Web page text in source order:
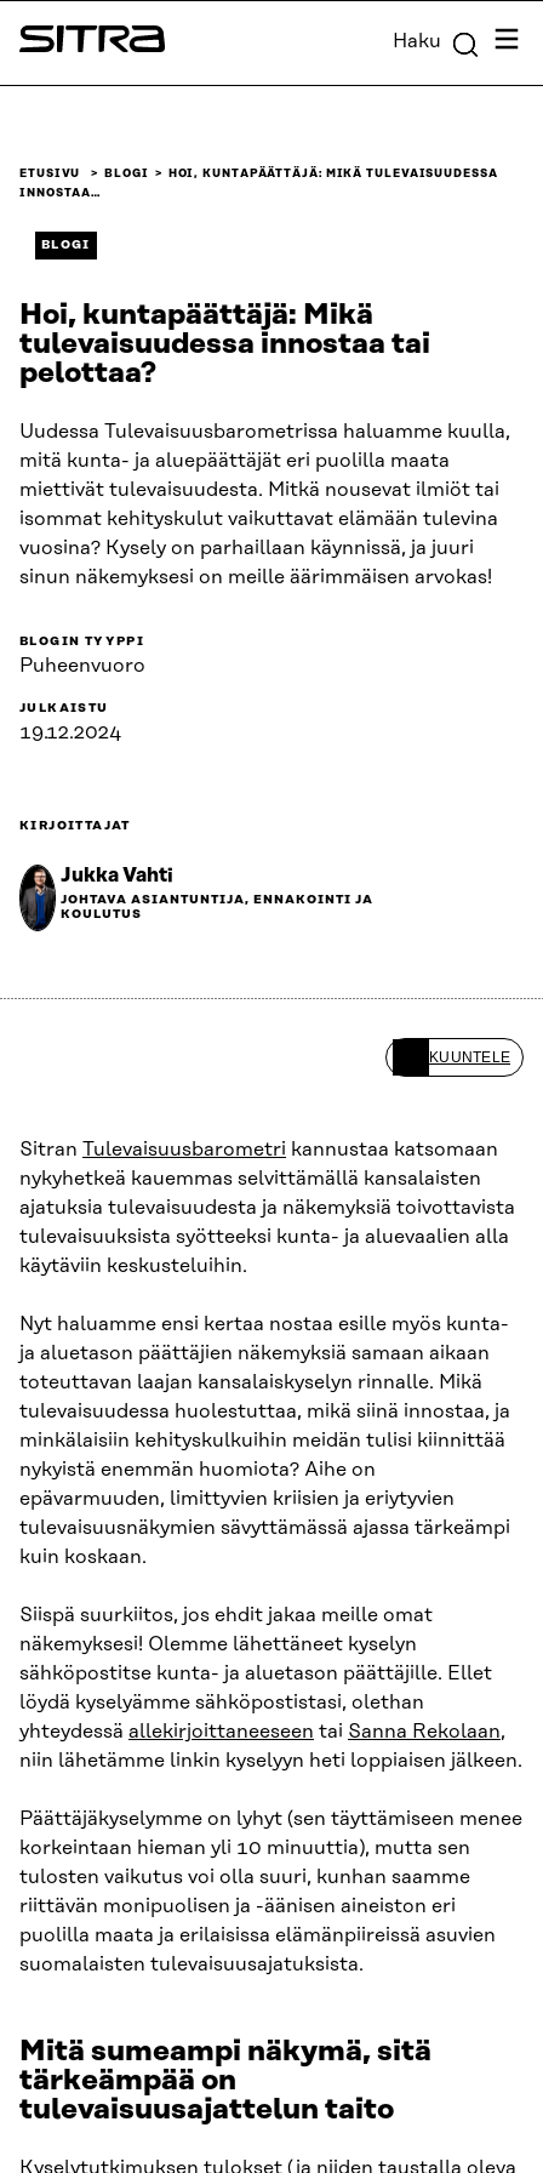
Siirry
suoraan
Sitra Haku
ETUSIVU BLOGI
HOI, KUNTAPÄÄTTÄJÄ: MIKÄ TULEVAISUUDESSA
INNOSTAA…
BLOGI
Hoi, kuntapäättäjä: Mikä
tulevaisuudessa innostaa tai
pelottaa?
Uudessa Tulevaisuusbarometrissa haluamme kuulla,
mitä kunta- ja aluepäättäjät eri puolilla maata
miettivät tulevaisuudesta. Mitkä nousevat ilmiöt tai
isommat kehityskulut vaikuttavat elämään tulevina
vuosina? Kysely on parhaillaan käynnissä, ja juuri
sinun näkemyksesi on meille äärimmäisen arvokas!
BLOGIN TYYPPI
Puheenvuoro
JULKAISTU
19.12.2024
KIRJOITTAJAT
Jukka Vahti
JOHTAVA ASIANTUNTIJA, ENNAKOINTI JA
KOULUTUS
KUUNTELE
Sitran Tulevaisuusbarometri kannustaa katsomaan
nykyhetkeä kauemmas selvittämällä kansalaisten
ajatuksia tulevaisuudesta ja näkemyksiä toivottavista
tulevaisuuksista syötteeksi kunta- ja aluevaalien alla
käytäviin keskusteluihin.
Nyt haluamme ensi kertaa nostaa esille myös kunta-
ja aluetason päättäjien näkemyksiä samaan aikaan
toteuttavan laajan kansalaiskyselyn rinnalle. Mikä
tulevaisuudessa huolestuttaa, mikä siinä innostaa, ja
minkälaisiin kehityskulkuihin meidän tulisi kiinnittää
nykyistä enemmän huomiota? Aihe on
epävarmuuden, limittyvien kriisien ja eriytyvien
tulevaisuusnäkymien sävyttämässä ajassa tärkeämpi
kuin koskaan.
Siispä suurkiitos, jos ehdit jakaa meille omat
näkemyksesi! Olemme lähettäneet kyselyn
sähköpostitse kunta- ja aluetason päättäjille. Ellet
löydä kyselyämme sähköpostistasi, olethan
yhteydessä allekirjoittaneeseen tai Sanna Rekolaan,
niin lähetämme linkin kyselyyn heti loppiaisen jälkeen.
Päättäjäkyselymme on lyhyt (sen täyttämiseen menee
korkeintaan hieman yli 10 minuuttia), mutta sen
tulosten vaikutus voi olla suuri, kunhan saamme
riittävän monipuolisen ja -äänisen aineiston eri
puolilla maata ja erilaisissa elämänpiireissä asuvien
suomalaisten tulevaisuusajatuksista.
Mitä sumeampi näkymä, sitä
tärkeämpää on
tulevaisuusajattelun taito
Kyselytutkimuksen tulokset (ja niiden taustalla oleva